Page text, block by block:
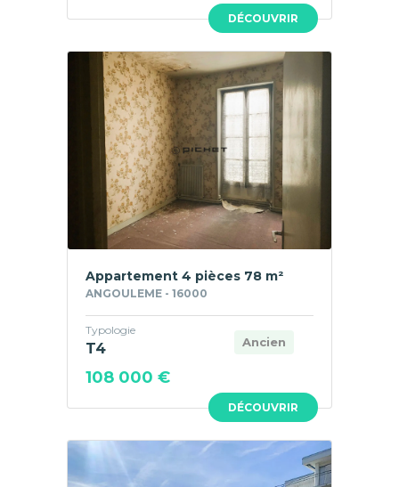
DÉCOUVRIR
DÉCOUVRIR
Appartement 4 pièces 78 m²
ANGOULEME - 16000
Ancien
Typologie
T4
108 000 €